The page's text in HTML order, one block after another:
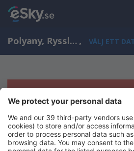
Polyany, Ryssland , VÄLJ ETT
Tyvärr, inga resultat för
Försök att söka med andra kriterier